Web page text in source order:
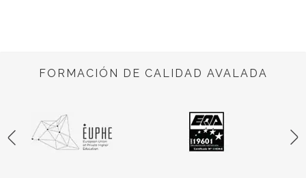
FORMACIÓN DE CALIDAD AVALADA